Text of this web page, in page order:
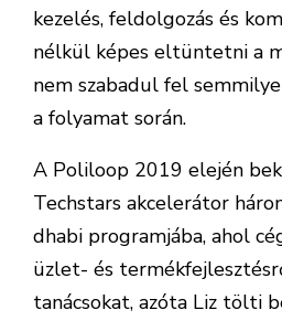
kezelés, feldolgozás és
nélkül képes eltüntetni a
nem szabadul fel
a folyamat során.
A Poliloop 2019 elején
Techstars akcelerátor
dhabi programjába, ahol
üzlet- és
tanácsokat, azóta Liz tölti